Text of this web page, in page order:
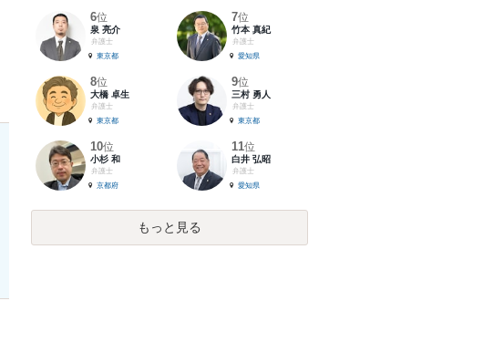
6位
泉 亮介
弁護士
東京都
7位
竹本 真紀
弁護士
愛知県
8位
大橋 卓生
弁護士
東京都
9位
三村 勇人
弁護士
東京都
10位
小杉 和
弁護士
京都府
11位
白井 弘昭
弁護士
愛知県
もっと見る